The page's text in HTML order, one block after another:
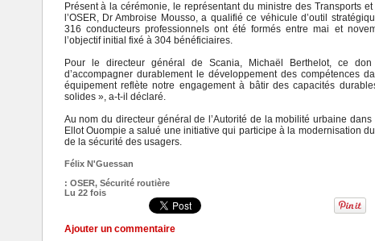
Présent à la cérémonie, le représentant du ministre des Transports
l’OSER, Dr Ambroise Mousso, a qualifié ce véhicule d’outil
316 conducteurs professionnels ont été formés entre mai et
l’objectif initial fixé à 304 bénéficiaires.
Pour le directeur général de Scania, Michaël Berthelot, ce
d’accompagner durablement le développement des compétences
équipement reflète notre engagement à bâtir des capacités
solides », a-t-il déclaré.
Au nom du directeur général de l’Autorité de la mobilité urbaine
Ellot Ouompie a salué une initiative qui participe à la modernisation
de la sécurité des usagers.
Félix N'Guessan
: OSER, Sécurité routière
Lu 22 fois
Ajouter un commentaire